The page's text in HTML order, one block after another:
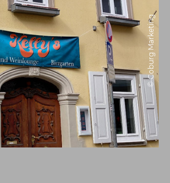
© Coburg Marketing